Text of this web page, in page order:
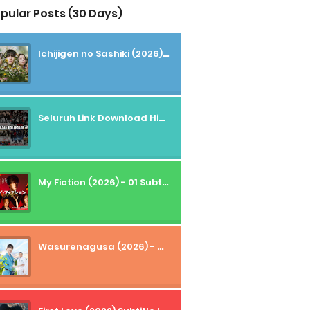
Posts (30 Days)
Ichijigen no Sashiki (2026) - 01 Subtitle Indonesia
Seluruh Link Download High And Low Subtitle Indonesia
My Fiction (2026) - 01 Subtitle Indonesia
Wasurenagusa (2026) - 01+02 Subtitle Indonesia